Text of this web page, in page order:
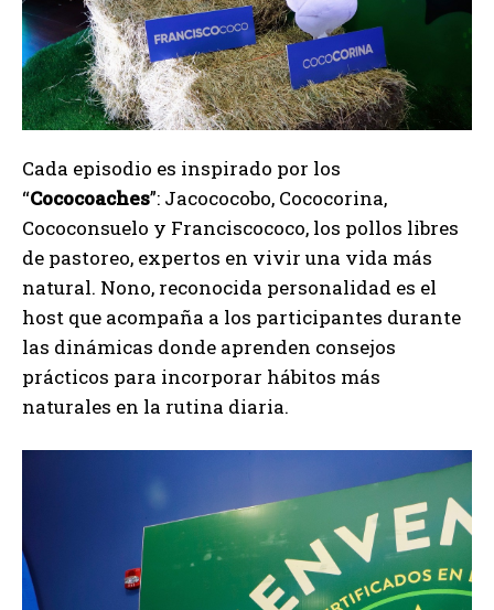
Cada episodio es inspirado por los
“Cococoaches”: Jacococobo, Cococorina,
Cococonsuelo y Franciscococo, los pollos libres
de pastoreo, expertos en vivir una vida más
natural. Nono, reconocida personalidad es el
host que acompaña a los participantes durante
las dinámicas donde aprenden consejos
prácticos para incorporar hábitos más
naturales en la rutina diaria.